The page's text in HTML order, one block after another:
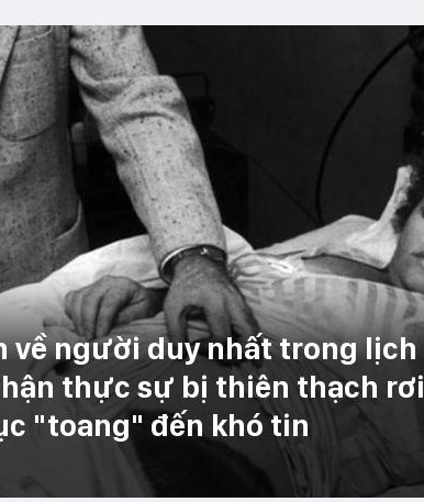
về người duy nhất trong
thực sự bị thiên thạch
"toang" đến khó tin